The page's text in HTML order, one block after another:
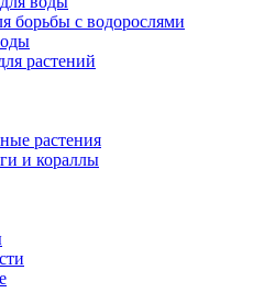
борьбы с водорослями
растений
растения
и кораллы